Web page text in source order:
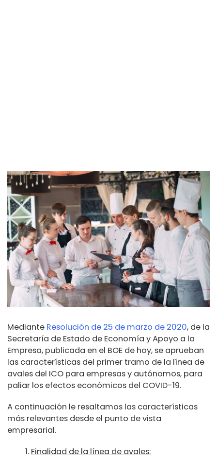
Mediante Resolución de 25 de marzo de 2020, de la
Secretaría de Estado de Economía y Apoyo a la
Empresa, publicada en el BOE de hoy, se aprueban
las características del primer tramo de la línea de
avales del ICO para empresas y autónomos, para
paliar los efectos económicos del COVID-19.
A continuación le resaltamos las características
más relevantes desde el punto de vista
empresarial.
Finalidad de la línea de avales: